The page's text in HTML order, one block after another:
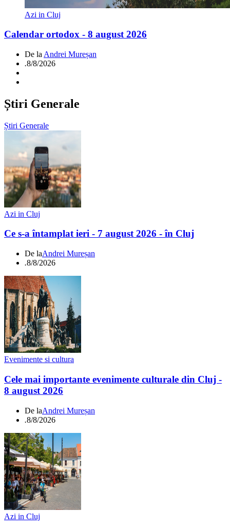
Azi in Cluj
Calendar ortodox - 8 august 2026
De la Andrei Mureșan
.8/8/2026
Știri Generale
Știri Generale
Azi in Cluj
Ce s-a întamplat ieri - 7 august 2026 - în Cluj
De laAndrei Mureșan
.8/8/2026
Evenimente si cultura
Cele mai importante evenimente culturale din Cluj -
8 august 2026
De laAndrei Mureșan
.8/8/2026
Azi in Cluj